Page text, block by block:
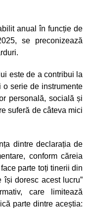
anual în funcție de
se preconizează
este de a contribui la
o serie de instrumente
personală, socială și
suferă de câteva mici
dintre declarația de
conform căreia
parte toți tinerii din
își doresc acest lucru”
care limitează
parte dintre aceștia: